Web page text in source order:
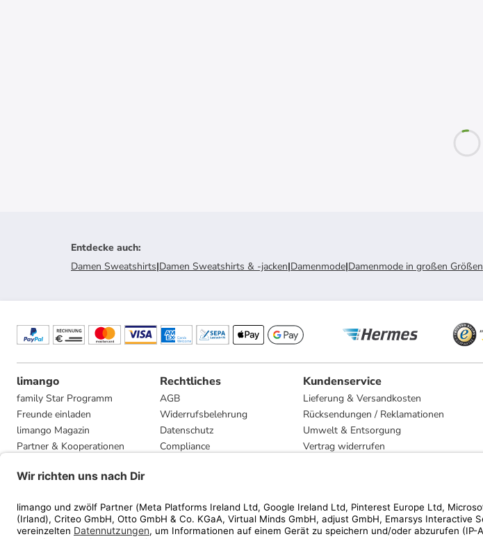
Entdecke auch:
Damen Sweatshirts|Damen Sweatshirts & -jacken|Damenmode|Damenmode in großen Größen
limango
family Star Programm
Freunde einladen
limango Magazin
Partner & Kooperationen
Presse
Rechtliches
AGB
Widerrufsbelehrung
Datenschutz
Compliance
Kundenservice
Lieferung & Versandkosten
Rücksendungen / Reklamationen
Umwelt & Entsorgung
Vertrag widerrufen